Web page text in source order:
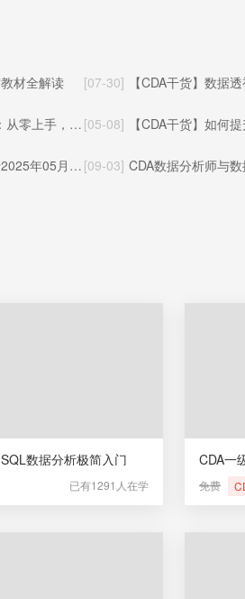
材全解读 [07-30] 【CDA干货】数据透视表数
统计显著性检验 [05-08] 【CDA干货】如何提升数
05月22日） [09-03] CDA数据分析师与
数据分析极简入门
已有1291人在学
CDA一
免费